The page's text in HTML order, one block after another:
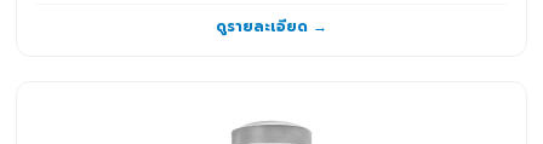
ดูรายละเอียด →